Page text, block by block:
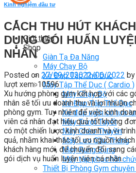
Giới thiệu
Shop
Giàn Tạ Đa Năng
Máy Chạy Bộ
Xe Đạp Tập Thể Dục
Máy Tập Thể Dục ( Cardio )
Máy Chạy Bộ
Xe Đạp Tập Thể Dục
Xe đạp ngồi có tựa
Máy Trượt Tuyết
Máy Chèo Thuyền
Máy Leo Cầu Thang
Máy Rung Bụng
Máy tập phục hồi
Thiết Bị Phòng Gym
Kinh nghiệm đầu tư
CÁCH THU HÚT
DỤNG GÓI HUẤN
NHÂN
Posted on 27/09/202022/06/2022 by
lượt xem: 10596
Xu hướng phòng gym kết hợp với các
nhân sẽ tối ưu doanh thu và lợi nhuận
phòng gym. Tuy nhiên để việc kinh
viên cá nhân đạt hiệu quả tốt không
có một chiến lược kinh doanh và vi
quả, nhằm khai thác tối ưu nguồn
khách hàng mới, để chuyển đổi sang
gói dịch vụ huấn luyện viên cá nhân.